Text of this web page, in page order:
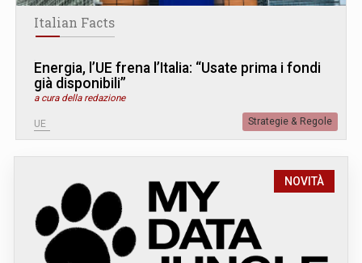
Italian Facts
Energia, l’UE frena l’Italia: “Usate prima i fondi
già disponibili”
a cura della redazione
UE Strategie & Regole
NOVITÀ